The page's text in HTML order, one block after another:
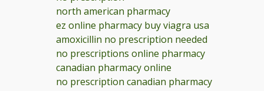
north american pharmacy
ez online pharmacy buy viagra usa
amoxicillin no prescription needed
no prescriptions online pharmacy
canadian pharmacy online
no prescription canadian pharmacy